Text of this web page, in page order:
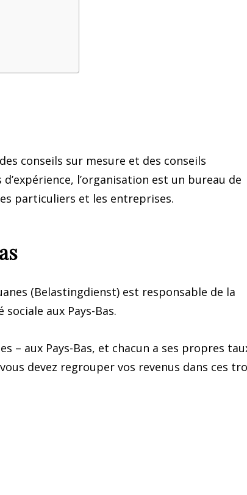
conseils sur mesure et des conseils
l’organisation est un bureau de
particuliers et les entreprises.
(Belastingdienst) est responsable de la
aux Pays-Bas.
– aux Pays-Bas, et chacun a ses propres
devez regrouper vos revenus dans ces